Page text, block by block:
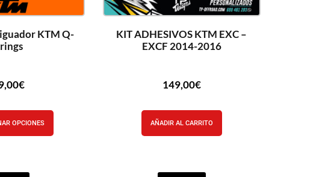
KTM Q-
€
OPCIONES
KIT ADHESIVOS KTM EXC –
EXCF 2014-2016
149,00€
AÑADIR AL CARRITO